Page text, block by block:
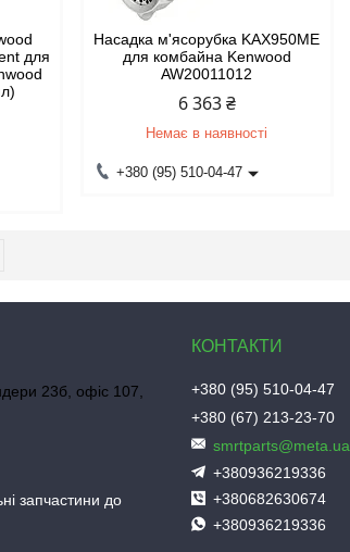
для
Насадка м'ясорубка KAX950ME
для комбайна Kenwood
AW20011012
6 363 ₴
Немає в наявності
+380 (95) 510-04-47
23б, офіс 107,
запчастини до
+380 (95) 510-04-47
+380 (67) 213-23-70
smrtparts@meta.ua
+380936219336
+380682630674
+380936219336